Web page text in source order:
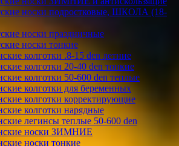
носки подростковые, ШКОЛА (18-
носки праздничные
носки тонкие
колготки .8-15 den летние
колготки 20-40 den тонкие
колготки 50-600 den теплые
колготки для беременных
колготки корректирующие
колготки нарядные
легинсы теплые 50-600 den
носки ЗИМНИЕ
носки тонкие